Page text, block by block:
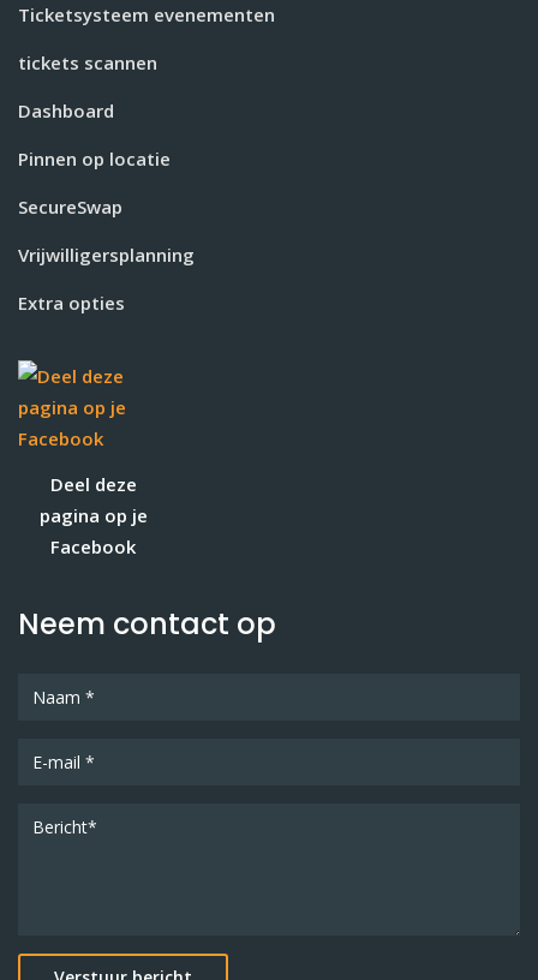
Ticketsysteem evenementen
tickets scannen
Dashboard
Pinnen op locatie
SecureSwap
Vrijwilligersplanning
Extra opties
Deel deze
pagina op je
Facebook
Neem contact op